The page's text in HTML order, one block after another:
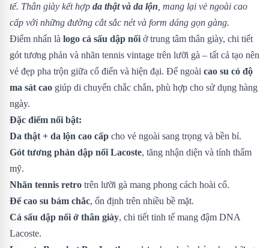
tế. Thân giày kết hợp da thật và da lộn , mang lại vẻ ngoài cao
cấp với những đường cắt sắc nét và form dáng gọn gàng.
Điểm nhấn là logo cá sấu dập nổi ở trung tâm thân giày, chi tiết
gót tương phản và nhãn tennis vintage trên lưỡi gà – tất cả tạo nên
vẻ đẹp pha trộn giữa cổ điển và hiện đại. Đế ngoài cao su có độ
ma sát cao giúp di chuyển chắc chắn, phù hợp cho sử dụng hàng
ngày.
Đặc điểm nổi bật:
Da thật + da lộn cao cấp cho vẻ ngoài sang trọng và bền bỉ.
Gót tương phản dập nổi Lacoste, tăng nhận diện và tính thẩm
mỹ.
Nhãn tennis retro trên lưỡi gà mang phong cách hoài cổ.
Đế cao su bám chắc, ổn định trên nhiều bề mặt.
Cá sấu dập nổi ở thân giày, chi tiết tinh tế mang đậm DNA
Lacoste.